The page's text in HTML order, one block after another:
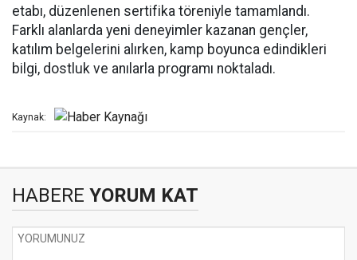
etabı, düzenlenen sertifika töreniyle tamamlandı.
Farklı alanlarda yeni deneyimler kazanan gençler,
katılım belgelerini alırken, kamp boyunca edindikleri
bilgi, dostluk ve anılarla programı noktaladı.
Kaynak:
HABERE YORUM KAT